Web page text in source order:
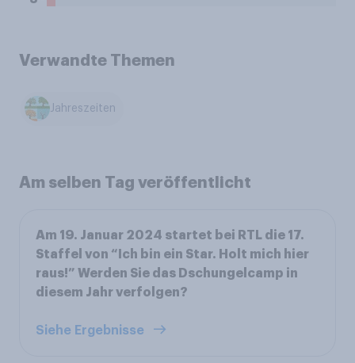
Verwandte Themen
Jahreszeiten
Am selben Tag veröffentlicht
Am 19. Januar 2024 startet bei RTL die 17.
Staffel von “Ich bin ein Star. Holt mich hier
raus!” Werden Sie das Dschungelcamp in
diesem Jahr verfolgen?
Siehe Ergebnisse